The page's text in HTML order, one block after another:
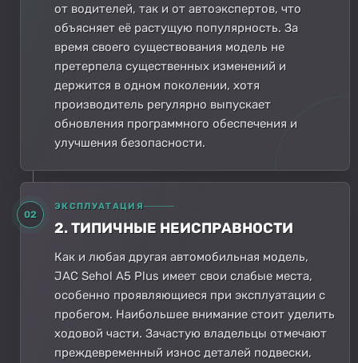
от водителей, так и от автоэкспертов, что
объясняет её растущую популярность. За
время своего существования модель не
претерпела существенных изменений и
держится в одном поколении, хотя
производитель регулярно выпускает
обновления программного обеспечения и
улучшения безопасности.
02
ЭКСПЛУАТАЦИЯ
2. ТИПИЧНЫЕ НЕИСПРАВНОСТИ
Как и любая другая автомобильная модель,
JAC Sehol A5 Plus имеет свои слабые места,
особенно проявляющиеся при эксплуатации с
пробегом. Наибольшее внимание стоит уделить
ходовой части. Зачастую владельцы отмечают
преждевременный износ деталей подвески,